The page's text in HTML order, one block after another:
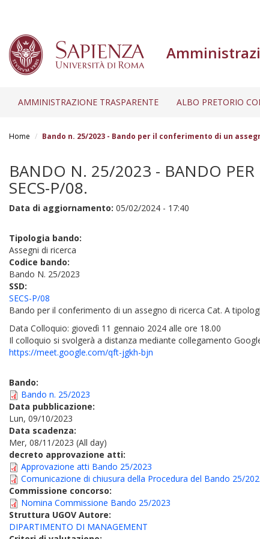
AMMINISTRAZIONE TRASPARENTE ALBO PRETORIO
Home Bando n. 25/2023 - Bando per il conferimento di un
BANDO N. 25/2023 - BANDO PER
SECS-P/08.
Data di aggiornamento: 05/02/2024 - 17:40
Tipologia bando:
Assegni di ricerca
Codice bando:
Bando N. 25/2023
SSD:
SECS-P/08
Bando per il conferimento di un assegno di ricerca Cat. A
Data Colloquio: giovedì 11 gennaio 2024 alle ore 18.00
Il colloquio si svolgerà a distanza mediante collegamento
https://meet.google.com/qft-jgkh-bjn
Bando:
Bando n. 25/2023
Data pubblicazione:
Lun, 09/10/2023
Data scadenza:
Mer, 08/11/2023 (All day)
decreto approvazione atti:
Approvazione atti Bando 25/2023
Comunicazione di chiusura della Procedura del Bando 25/
Commissione concorso:
Nomina Commissione Bando 25/2023
Struttura UGOV Autore:
DIPARTIMENTO DI MANAGEMENT